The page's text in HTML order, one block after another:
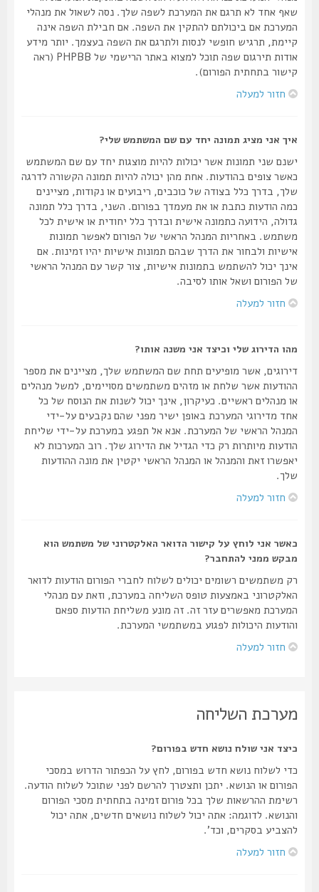
שאף אחד לא תרגם את המערכת לשפה שלך. נסה לשאול את מנהלי
המערכת אם ביכולתם להתקין את השפה. אם חבילת השפה אינה
קיימת, תרגיש חופשי לנסות ולתרגם את השפה בעצמך. יותר מידע
אודות תירגום שפה תוכל למצוא באתר הרישמי של PHPBB (ראה
קישור בתחתית הפורום).
חזור למעלה
איך אני מציג תמונה יחד עם שם המשתמש שלי?
ישנם שני תמונות אשר יכולות להיות מוצגות יחד עם שם המשתמש
כאשר צופים בהודעות. אחת מהן יכולה להיות תמונה הקשורה לדרגה
שלך, בדרך כלל בצודה של כוכבים, ריבועים או נקודות, מציינים
כמה הודעות כתבת או את מעמדך בפורום. השני, בדרך כלל תמונה
גדולה, הידועה כתמונה אישית ובדרך כלל יחודית או אישית לכל
משתמש. באחריות המנהל הראשי של הפורום לאפשר תמונות
אישיות ולבחור את הדרך שבהם תמונות אישיות יהיו זמינות. אם
אינך יכול להשתמש בתמונות אישיות, צור קשר עם המנהל הראשי
של הפורום ושאל אותו לסיבה.
חזור למעלה
מהו הדירוג שלי וכיצד אני משנה אותו?
דירוגים, אשר מופיעים תחת שם המשתמש שלך, מציינים את מספר
ההודעות אשר שלחת או מזהים משתמשים מסויימים, למשל מנהלים
או מנהלים ראשיים. כעיקרון, אינך יכול לשנות את הנוסח של כל
אחד מדירוגי המערכת באופן ישיר מפני שהם נקבעים על-ידי
המנהל הראשי של המערכת. אנא אל תפגע במערכת על-ידי שליחת
הודעות מיותרות רק כדי הגדיל את הדירוג שלך. רוב המערכות לא
יאפשרו זאת והמנהל או המנהל הראשי יקטין את מונה ההודעות
חזור למעלה
כאשר אני לוחץ על קישור הדואר האלקטרוני של משתמש הוא
מבקש ממני להתחבר?
רק משתמשים רשומים יכולים לשלוח לחברי הפורום הודעות לדואר
האלקטרוני באמצעות טופס השליחה במערכת, וזאת עם מנהלי
המערכת מאפשרים עזר זה. זה מונע משליחת הודעות ספאם
והודעות היכולות לפגוע במשתמשי המערכת.
חזור למעלה
מערכת השליחה
כיצד אני שולח נושא חדש בפורום?
כדי לשלוח נושא חדש בפורום, לחץ על הכפתור הדרוש במסכי
הפורום או הנושא. יתכן ותצטרך להרשם לפני שתוכל לשלוח הודעה.
רשימת ההרשאות שלך בכל פורום זמינה בתחתית מסכי הפורום
והנושא. לדוגמה: אתה יכול לשלוח נושאים חדשים, אתה יכול
להצביע בסקרים, וכד'.
חזור למעלה